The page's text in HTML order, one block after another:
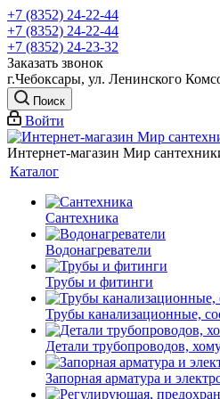
+7 (8352) 24-22-44
+7 (8352) 24-22-44
+7 (8352) 24-23-32
Заказать звонок
г.Чебоксары, ул. Ленинского
Поиск
Войти
Интернет-магазин Мир
Каталог
Сантехника
Водонагреватели
Трубы и фитинги
Трубы канализационные,
Детали трубопроводов,
Запорная арматура и